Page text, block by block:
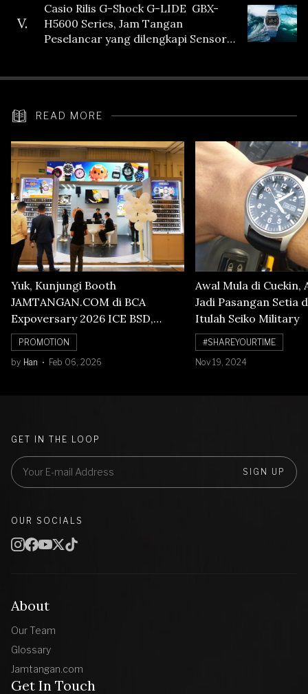
V.
Casio Rilis G-Shock G-LIDE GBX-
H5600 Series, Jam Tangan
Peselancar yang dilengkapi Sensor
READ MORE
Yuk, Kunjungi Booth
JAMTANGAN.COM di BCA
Expoversary 2026 ICE BSD,
Banyak Diskon Jam Tangan,
Cuma Sampai 8 Februari!
PROMOTION
by Han Feb 06, 2026
Awal Mula di Cuekin,
Jadi Pasangan Setia
Itulah Seiko Military
#SHAREYOURTIME
Nov 19, 2024
About
Our Team
Glossary
Jamtangan.com
Get In Touch
GET IN THE LOOP
SIGN UP
OUR SOCIALS